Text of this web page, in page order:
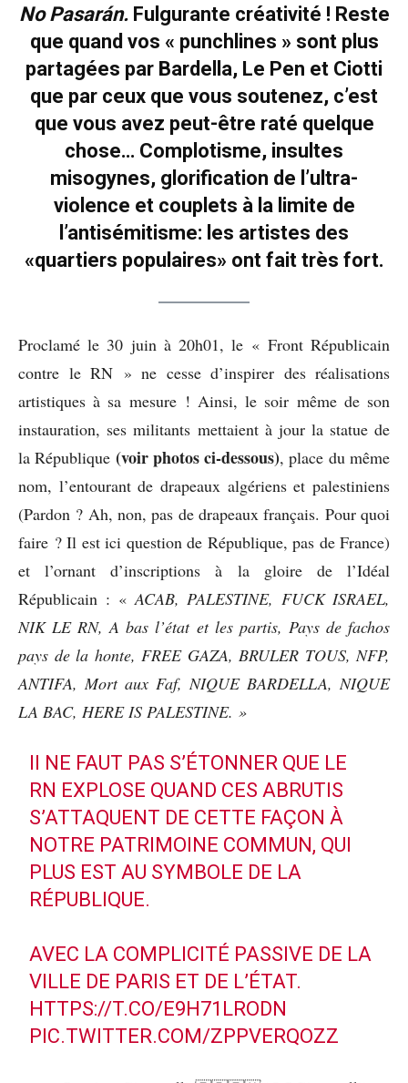
No Pasarán. Fulgurante créativité ! Reste
que quand vos « punchlines » sont plus
partagées par Bardella, Le Pen et Ciotti
que par ceux que vous soutenez, c’est
que vous avez peut-être raté quelque
chose… Complotisme, insultes
misogynes, glorification de l’ultra-
violence et couplets à la limite de
l’antisémitisme: les artistes des
«quartiers populaires» ont fait très fort.
Proclamé le 30 juin à 20h01, le « Front Républicain
contre le RN » ne cesse d’inspirer des réalisations
artistiques à sa mesure ! Ainsi, le soir même de son
instauration, ses militants mettaient à jour la statue de
la République (voir photos ci-dessous), place du même
nom, l’entourant de drapeaux algériens et palestiniens
(Pardon ? Ah, non, pas de drapeaux français. Pour quoi
faire ? Il est ici question de République, pas de France)
et l’ornant d’inscriptions à la gloire de l’Idéal
Républicain : « ACAB, PALESTINE, FUCK ISRAEL,
NIK LE RN, A bas l’état et les partis, Pays de fachos
pays de la honte, FREE GAZA, BRULER TOUS, NFP,
ANTIFA, Mort aux Faf, NIQUE BARDELLA, NIQUE
LA BAC, HERE IS PALESTINE. »
II NE FAUT PAS S’ÉTONNER QUE LE
RN EXPLOSE QUAND CES ABRUTIS
S’ATTAQUENT DE CETTE FAÇON À
NOTRE PATRIMOINE COMMUN, QUI
PLUS EST AU SYMBOLE DE LA
RÉPUBLIQUE.
AVEC LA COMPLICITÉ PASSIVE DE LA
VILLE DE PARIS ET DE L’ÉTAT.
HTTPS://T.CO/E9H71LRODN
PIC.TWITTER.COM/ZPPVERQOZZ